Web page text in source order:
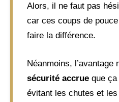
Alors, il ne faut pas
car ces coups de
faire la différence.
Néanmoins, l’avantage
sécurité accrue que
évitant les chutes et